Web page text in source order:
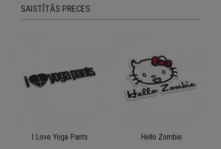
SAISTĪTĀS PRECES
I Love Yoga Pants Hello Zombie